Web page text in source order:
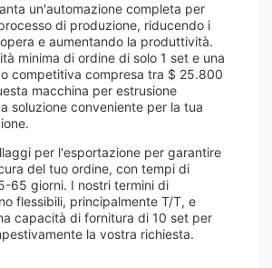
un'automazione completa per
di produzione, riducendo i
e aumentando la produttività.
minima di ordine di solo 1 set e una
competitiva compresa tra $ 25.800
macchina per estrusione
soluzione conveniente per la tua
per l'esportazione per garantire
del tuo ordine, con tempi di
65 giorni. I nostri termini di
flessibili, principalmente T/T, e
capacità di fornitura di 10 set per
la vostra richiesta.